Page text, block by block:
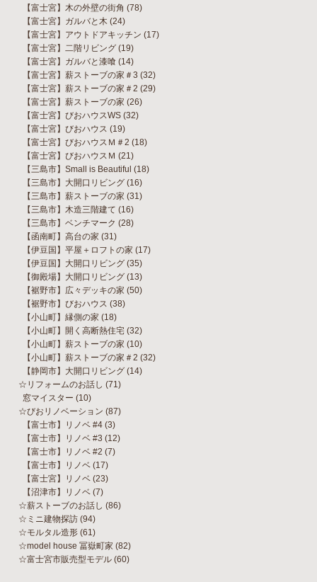
【富士宮】木の外壁の街角 (78)
【富士宮】ガルバと木 (24)
【富士宮】アウトドアキッチン (17)
【富士宮】二階リビング (19)
【富士宮】ガルバと漆喰 (14)
【富士宮】薪ストーブの家＃3 (32)
【富士宮】薪ストーブの家＃2 (29)
【富士宮】薪ストーブの家 (26)
【富士宮】びおハウスWS (32)
【富士宮】びおハウス (19)
【富士宮】びおハウスＭ＃2 (18)
【富士宮】びおハウスＭ (21)
【三島市】Small is Beautiful (18)
【三島市】大開口リビング (16)
【三島市】薪ストーブの家 (31)
【三島市】木造三階建て (16)
【三島市】ベンチマーク (28)
【函南町】高台の家 (31)
【伊豆国】平屋＋ロフトの家 (17)
【伊豆国】大開口リビング (35)
【御殿場】大開口リビング (13)
【裾野市】広々デッキの家 (50)
【裾野市】びおハウス (38)
【小山町】縁側の家 (18)
【小山町】開く高断熱住宅 (32)
【小山町】薪ストーブの家 (10)
【小山町】薪ストーブの家＃2 (32)
【静岡市】大開口リビング (14)
☆リフォームのお話し (71)
窓マイスター (10)
☆びおリノベーション (87)
【富士市】リノベ #4 (3)
【富士市】リノベ #3 (12)
【富士市】リノベ #2 (7)
【富士市】リノベ (17)
【富士宮】リノベ (23)
【沼津市】リノベ (7)
☆薪ストーブのお話し (86)
☆ミニ建物探訪 (94)
☆モルタル造形 (61)
☆model house 冨嶽町家 (82)
☆富士宮市販売型モデル (60)